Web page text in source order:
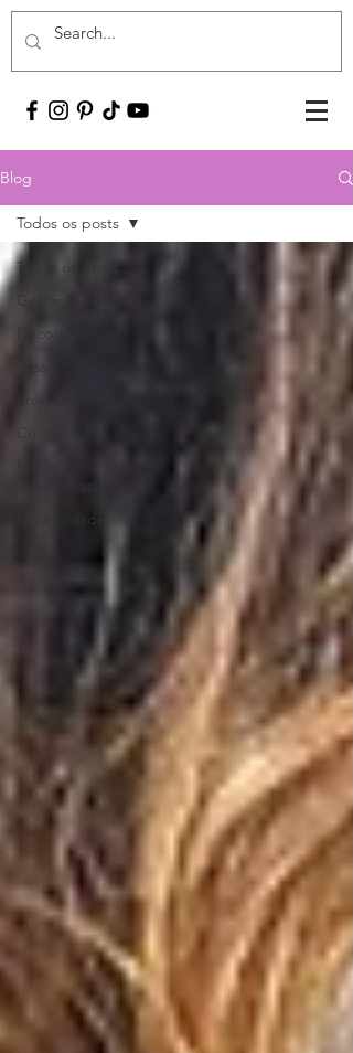
Blog
Todos os posts
Decoração
Dicas
Enxoval
Tendências
Maternidade
Todos os posts